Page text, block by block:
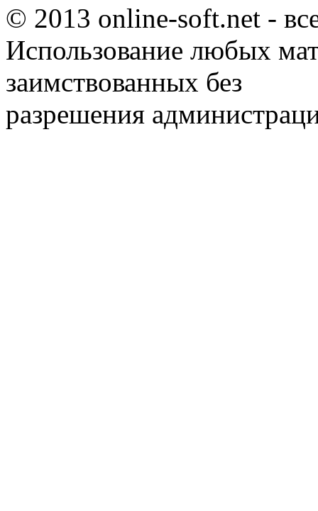
© 2013 online-soft.net -
Использование любых
заимствованных без
разрешения